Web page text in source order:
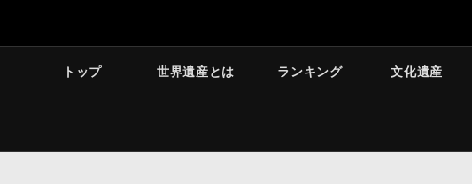
トップ 世界遺産とは ランキング 文化遺産